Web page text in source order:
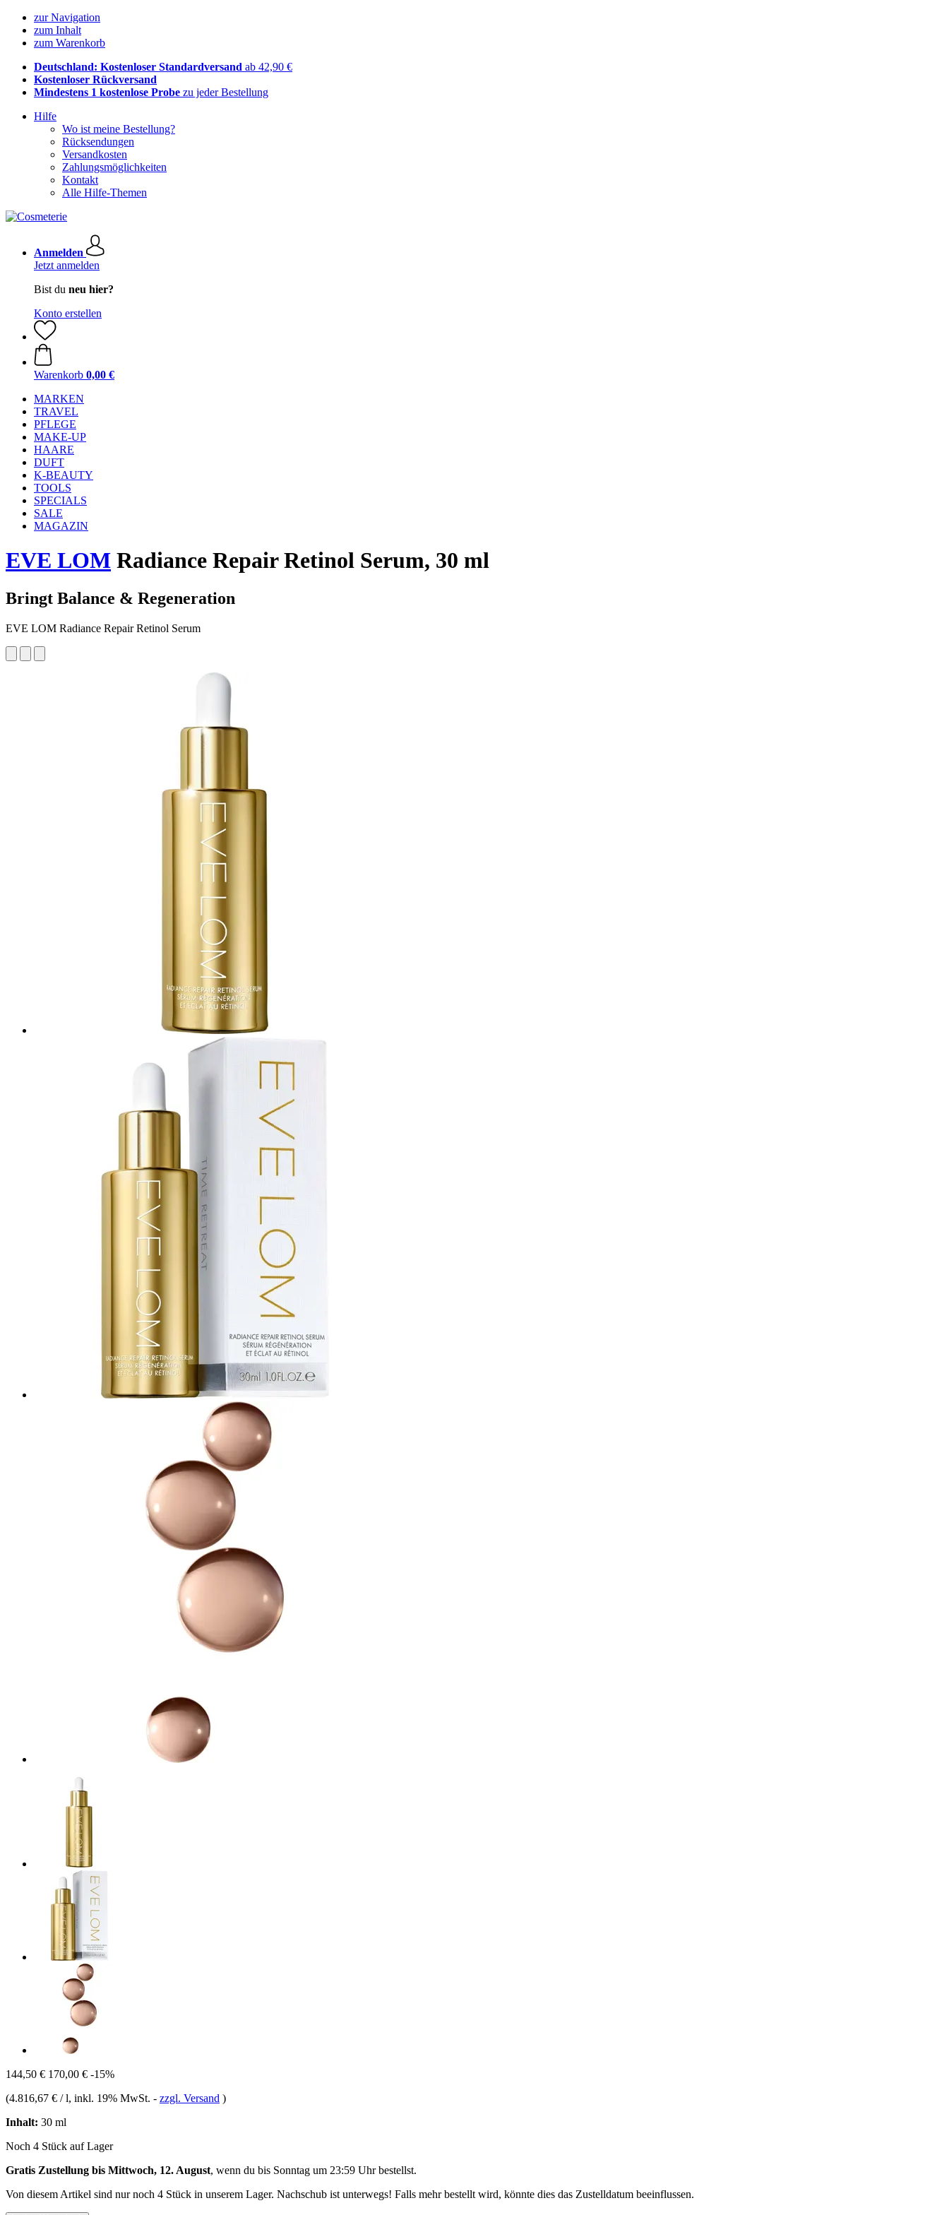
zur Navigation
zum Inhalt
zum Warenkorb
Deutschland: Kostenloser Standardversand ab 42,90 €
Kostenloser Rückversand
Mindestens 1 kostenlose Probe zu jeder Bestellung
Hilfe
Wo ist meine Bestellung?
Rücksendungen
Versandkosten
Zahlungsmöglichkeiten
Kontakt
Alle Hilfe-Themen
Anmelden
Jetzt anmelden
Bist du neu hier?
Konto erstellen
Warenkorb 0,00 €
MARKEN
TRAVEL
PFLEGE
MAKE-UP
HAARE
DUFT
K-BEAUTY
TOOLS
SPECIALS
SALE
MAGAZIN
EVE LOM Radiance Repair Retinol Serum, 30 ml
Bringt Balance & Regeneration
EVE LOM Radiance Repair Retinol Serum
144,50 € 170,00 € -15%
(4.816,67 € / l, inkl. 19% MwSt. - zzgl. Versand )
Inhalt: 30 ml
Noch 4 Stück auf Lager
Gratis Zustellung bis Mittwoch, 12. August, wenn du bis Sonntag um 23:59 Uhrbestellst.
Von diesem Artikel sind nur noch 4 Stück in unserem Lager. Nachschub ist unterwegs! Falls mehr bestellt wird, könnte dies das Zustelldatum beeinflussen.